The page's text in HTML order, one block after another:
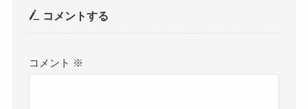
コメントする
コメント ※